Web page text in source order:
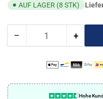
AUF LAGER (8 STK)
− Menge
500
Anzahl +Menge
für
Rule,
500
gph
Hohe